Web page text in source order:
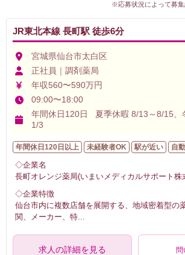
※応募状況によって募集
JR東北本線 長町駅 徒歩6分
宮城県仙台市太白区
正社員｜調剤薬局
年収560〜590万円
09:00〜18:00
年間休日120日 夏季休暇 8/13～8/15、
1/3
年間休日120日以上 未経験者OK 駅が近い 自
◇企業名
長町オレンジ薬局(いまいメディカルサポート株
◇企業特徴
仙台市内に複数店舗を展開する、地域密着型の
関、メーカー、特...
求人の詳細を見る 問